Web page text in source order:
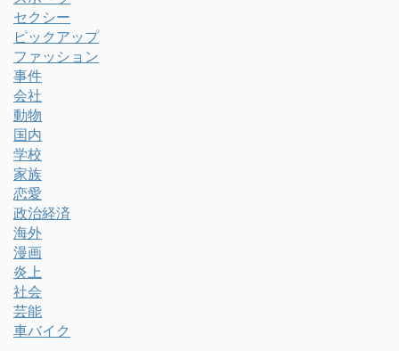
セクシー
ピックアップ
ファッション
事件
会社
動物
国内
学校
家族
恋愛
政治経済
海外
漫画
炎上
社会
芸能
車バイク